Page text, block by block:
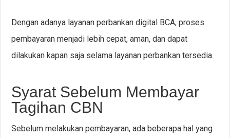
Dengan adanya layanan perbankan digital BCA, proses
pembayaran menjadi lebih cepat, aman, dan dapat
dilakukan kapan saja selama layanan perbankan tersedia.
Syarat Sebelum Membayar
Tagihan CBN
Sebelum melakukan pembayaran, ada beberapa hal yang